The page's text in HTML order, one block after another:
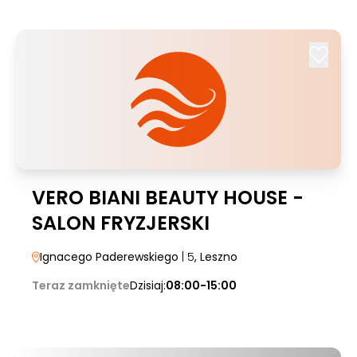
VERO BIANI BEAUTY HOUSE -
SALON FRYZJERSKI
Ignacego Paderewskiego | 5, Leszno
Teraz zamknięteDzisiaj:08:00-15:00